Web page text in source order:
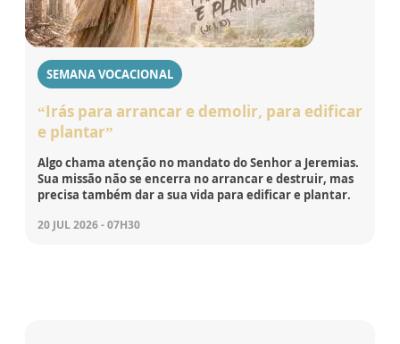
SEMANA VOCACIONAL
“Irás para arrancar e demolir, para edificar
e plantar”
Algo chama atenção no mandato do Senhor a Jeremias.
Sua missão não se encerra no arrancar e destruir, mas
precisa também dar a sua vida para edificar e plantar.
20 JUL 2026 - 07H30